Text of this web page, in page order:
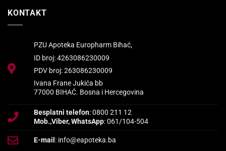
KONTAKT
PZU Apoteka Europharm Bihać,
ID broj: 4263086230009
PDV broj: 263086230009
Ivana Frane Jukića bb
77000 BIHAĆ. Bosna i Hercegovina
Besplatni telefon: 0800 211 12
Mob.,Viber, WhatsApp: 061/104-504
E-mail : info@eapoteka.ba